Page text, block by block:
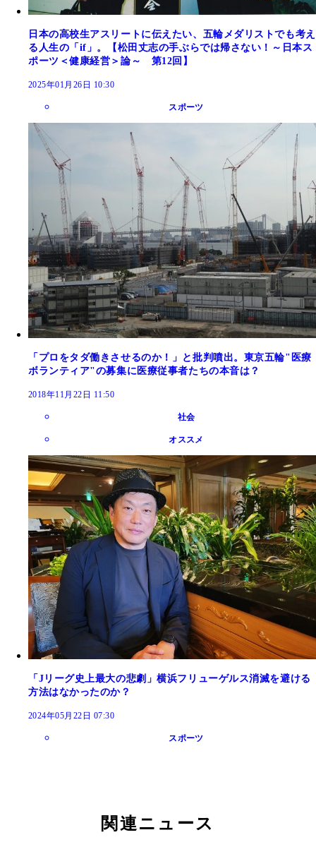
日本の高校生アスリートに伝えたい、五輪メダリストでも考え
る人生の「if」。【松田丈志の手ぶらでは帰さない！～日本ス
ポーツ＜健康経営＞論～ 第12回】
2025年01月26日 10:30
スポーツ
「プロをタダ働きさせるのか！」と批判噴出。東京五輪"医療
ボランティア"の募集に医療従事者たちの本音は？
2018年11月22日 11:50
社会
オススメ
「Jリーグ史上最大の悲劇」横浜フリューゲルス消滅を避ける
方法はなかったのか？
2024年05月22日 07:30
スポーツ
関連ニュース